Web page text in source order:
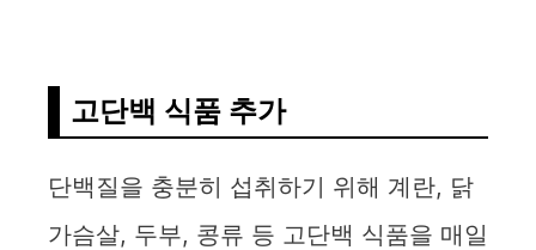
고단백 식품 추가
단백질을 충분히 섭취하기 위해 계란, 닭
가슴살, 두부, 콩류 등 고단백 식품을 매일